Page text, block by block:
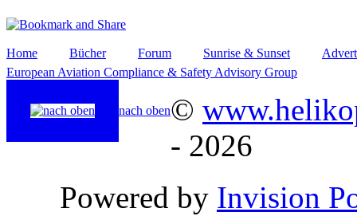
Home Bücher Forum Sunrise & Sunset
European Aviation Compliance & Safety Advisory Group
nach oben©
- 2026
Powered by Invision